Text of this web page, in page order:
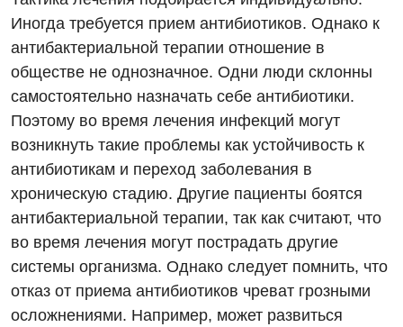
Дерматовенерология
Диетология
Дневной стационар
Кардиология
Кардиохирургия
Маммология
Медицинская психология
Неврология
Нейрохирургия
Иногда требуется прием антибиотиков. Однако к
антибактериальной терапии отношение в
обществе не однозначное. Одни люди склонны
самостоятельно назначать себе антибиотики.
Поэтому во время лечения инфекций могут
возникнуть такие проблемы как устойчивость к
антибиотикам и переход заболевания в
хроническую стадию. Другие пациенты боятся
антибактериальной терапии, так как считают, что
во время лечения могут пострадать другие
системы организма. Однако следует помнить, что
отказ от приема антибиотиков чреват грозными
осложнениями. Например, может развиться